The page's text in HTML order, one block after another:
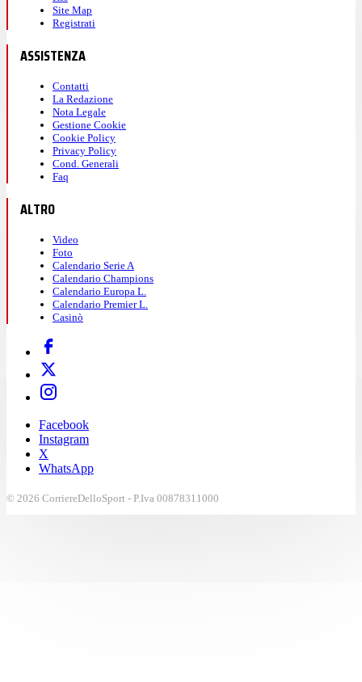
Site Map
Registrati
ASSISTENZA
Contatti
La Redazione
Nota Legale
Gestione Cookie
Cookie Policy
Privacy Policy
Cond. Generali
Faq
ALTRO
Video
Foto
Calendario Serie A
Calendario Champions
Calendario Europa L.
Calendario Premier L.
Casinò
Facebook
Instagram
X
WhatsApp
© 2026 CorriereDelloSport - P.Iva 00878311000